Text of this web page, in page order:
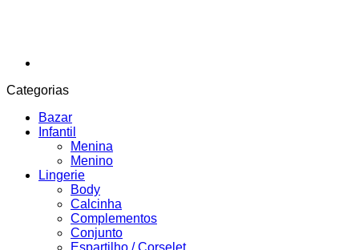
Categorias
Bazar
Infantil
Menina
Menino
Lingerie
Body
Calcinha
Complementos
Conjunto